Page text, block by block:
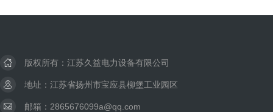
版权所有：江苏久益电力设备有限公司
地址：江苏省扬州市宝应县柳堡工业园区
邮箱：2865676099a@qq.com